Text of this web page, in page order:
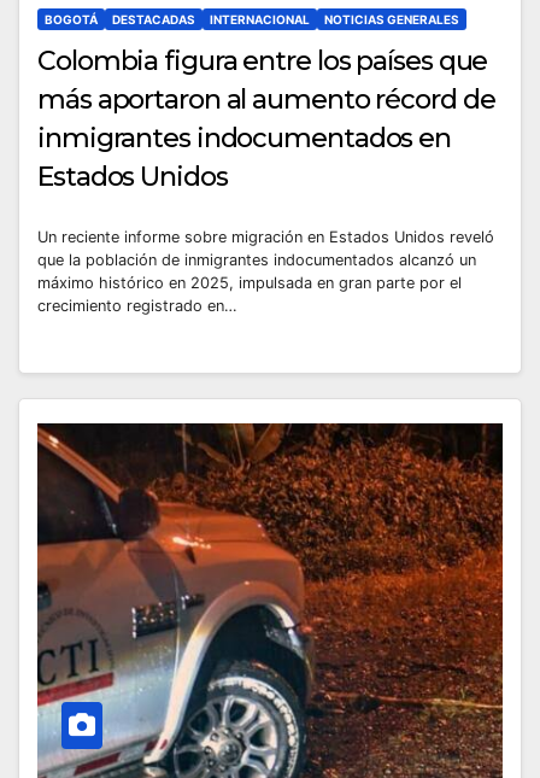
BOGOTÁ DESTACADAS INTERNACIONAL NOTICIAS GENERALES
Colombia figura entre los países que
más aportaron al aumento récord de
inmigrantes indocumentados en
Estados Unidos
Un reciente informe sobre migración en Estados Unidos reveló
que la población de inmigrantes indocumentados alcanzó un
máximo histórico en 2025, impulsada en gran parte por el
crecimiento registrado en…